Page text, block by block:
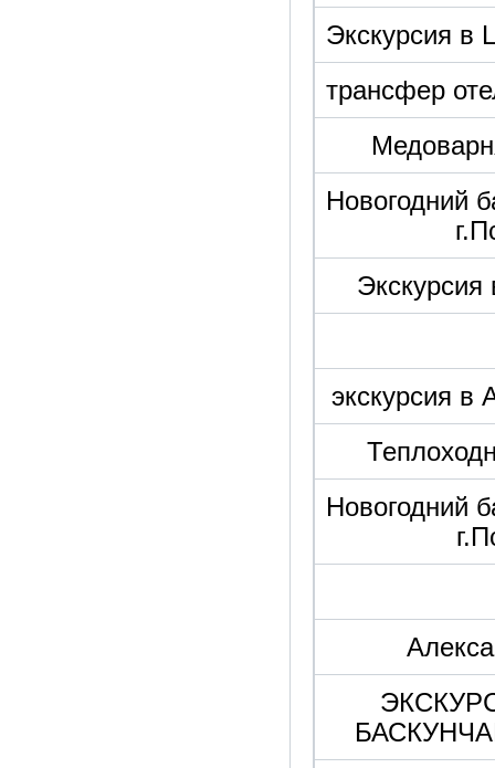
Экскурсия в
трансфер
Новогодний
экскурсия в
Новогодний